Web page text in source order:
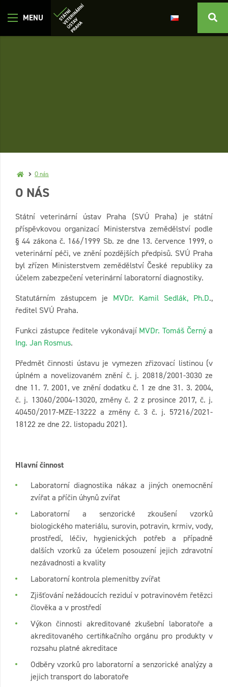
O nás
O NÁS
Státní veterinární ústav Praha (SVÚ Praha) je státní
příspěvkovou organizací Ministerstva zemědělství podle
§ 44 zákona č. 166/1999 Sb. ze dne 13. července 1999, o
veterinární péči, ve znění pozdějších předpisů. SVÚ Praha
byl zřízen Ministerstvem zemědělství České republiky za
účelem zabezpečení veterinární laboratorní diagnostiky.
Statutárním zástupcem je MVDr. Kamil Sedlák, Ph.D.,
ředitel SVÚ Praha.
Funkci zástupce ředitele vykonávají MVDr. Tomáš Černýa
Ing. Jan Rosmus.
Předmět činnosti ústavu je vymezen zřizovací listinou (v
úplném a novelizovaném znění č. j. 20818/2001-3030 ze
dne 11. 7. 2001, ve znění dodatku č. 1 ze dne 31. 3. 2004,
č. j. 13060/2004-13020, změny č. 2 z prosince 2017, č. j.
40450/2017-MZE-13222 a změny č. 3 č. j. 57216/2021-
18122 ze dne 22. listopadu 2021).
Hlavní činnost
Laboratorní diagnostika nákaz a jiných onemocnění
zvířat a příčin úhynů zvířat
Laboratorní a senzorické zkoušení vzorků
biologického materiálu, surovin, potravin, krmiv, vody,
prostředí, léčiv, hygienických potřeb a případně
dalších vzorků za účelem posouzení jejich zdravotní
nezávadnosti a kvality
Laboratorní kontrola plemenitby zvířat
Zjišťování nežádoucích reziduí v potravinovém řetězci
člověka a v prostředí
Výkon činnosti akreditované zkušební laboratoře a
akreditovaného certifikačního orgánu pro produkty v
rozsahu platné akreditace
Odběry vzorků pro laboratorní a senzorické analýzy a
jejich transport do laboratoře